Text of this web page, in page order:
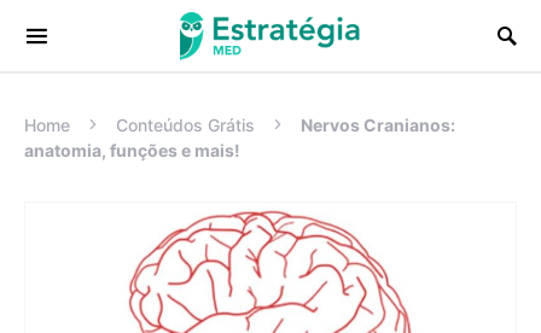
Procurar:
Home Conteúdos Grátis
Nervos Cranianos:
anatomia, funções e mais!